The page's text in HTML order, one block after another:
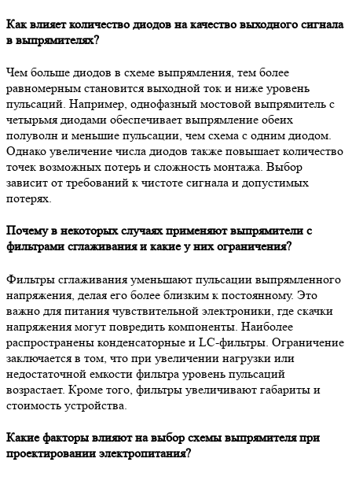
Как влияет количество диодов на качество выходного сигнала
в выпрямителях?
Чем больше диодов в схеме выпрямления, тем более
равномерным становится выходной ток и ниже уровень
пульсаций. Например, однофазный мостовой выпрямитель с
четырьмя диодами обеспечивает выпрямление обеих
полуволн и меньшие пульсации, чем схема с одним диодом.
Однако увеличение числа диодов также повышает количество
точек возможных потерь и сложность монтажа. Выбор
зависит от требований к чистоте сигнала и допустимых
потерях.
Почему в некоторых случаях применяют выпрямители с
фильтрами сглаживания и какие у них ограничения?
Фильтры сглаживания уменьшают пульсации выпрямленного
напряжения, делая его более близким к постоянному. Это
важно для питания чувствительной электроники, где скачки
напряжения могут повредить компоненты. Наиболее
распространены конденсаторные и LC-фильтры. Ограничение
заключается в том, что при увеличении нагрузки или
недостаточной емкости фильтра уровень пульсаций
возрастает. Кроме того, фильтры увеличивают габариты и
стоимость устройства.
Какие факторы влияют на выбор схемы выпрямителя при
проектировании электропитания?